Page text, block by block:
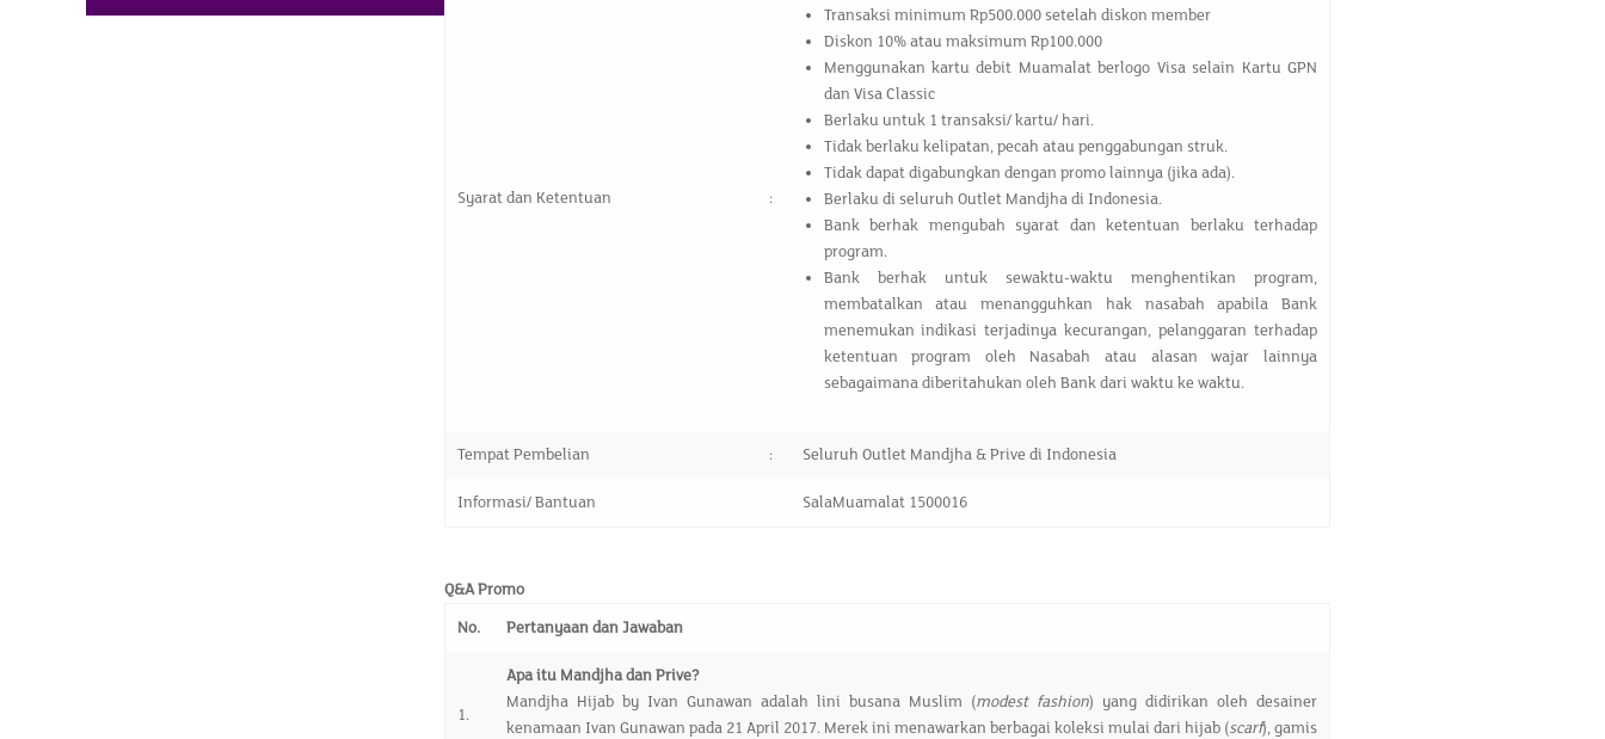
Syarat dan Ketentuan :
Transaksi minimum Rp500.000 setelah diskon member
Diskon 10% atau maksimum Rp100.000
Menggunakan kartu debit Muamalat berlogo Visa selain Kartu GPN
dan Visa Classic
Berlaku untuk 1 transaksi/ kartu/ hari.
Tidak berlaku kelipatan, pecah atau penggabungan struk.
Tidak dapat digabungkan dengan promo lainnya (jika ada).
Berlaku di seluruh Outlet Mandjha di Indonesia.
Bank berhak mengubah syarat dan ketentuan berlaku terhadap
program.
Bank berhak untuk sewaktu-waktu menghentikan program,
membatalkan atau menangguhkan hak nasabah apabila Bank
menemukan indikasi terjadinya kecurangan, pelanggaran terhadap
ketentuan program oleh Nasabah atau alasan wajar lainnya
sebagaimana diberitahukan oleh Bank dari waktu ke waktu.
Tempat Pembelian : Seluruh Outlet Mandjha & Prive di Indonesia
Informasi/ Bantuan SalaMuamalat 1500016
Q&A Promo
No.
Pertanyaan dan Jawaban
1.
Apa itu Mandjha dan Prive?
Mandjha Hijab by Ivan Gunawan adalah lini busana Muslim (modest fashion) yang didirikan oleh desainer
kenamaan Ivan Gunawan pada 21 April 2017. Merek ini menawarkan berbagai koleksi mulai dari hijab (scarf), gamis